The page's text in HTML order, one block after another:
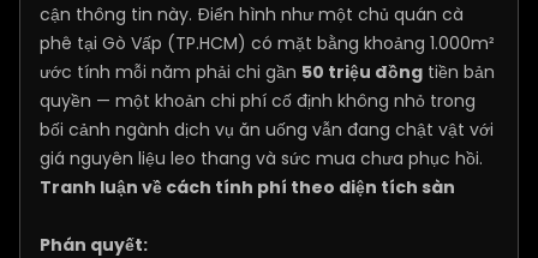
cận thông tin này. Điển hình như một chủ quán cà
phê tại Gò Vấp (TP.HCM) có mặt bằng khoảng 1.000m²
ước tính mỗi năm phải chi gần 50 triệu đồng tiền bản
quyền — một khoản chi phí cố định không nhỏ trong
bối cảnh ngành dịch vụ ăn uống vẫn đang chật vật với
giá nguyên liệu leo thang và sức mua chưa phục hồi.
Tranh luận về cách tính phí theo diện tích sàn
Phán quyết: